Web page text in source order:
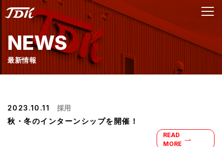
NEWS
最新情報
2023.10.11 採用
秋・冬のインターンシップを開催！
READ
MORE